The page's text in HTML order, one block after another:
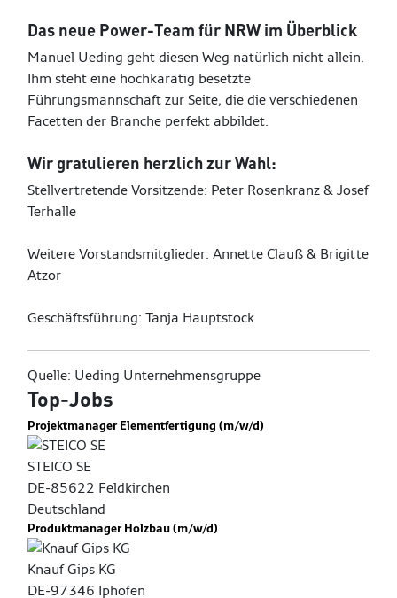
Das neue Power-Team für NRW im Überblick
Manuel Ueding geht diesen Weg natürlich nicht allein.
Ihm steht eine hochkarätig besetzte
Führungsmannschaft zur Seite, die die verschiedenen
Facetten der Branche perfekt abbildet.
Wir gratulieren herzlich zur Wahl:
Stellvertretende Vorsitzende: Peter Rosenkranz & Josef
Terhalle
Weitere Vorstandsmitglieder: Annette Clauß & Brigitte
Atzor
Geschäftsführung: Tanja Hauptstock
Quelle: Ueding Unternehmensgruppe
Top-Jobs
Projektmanager Elementfertigung (m/w/d)
STEICO SE
DE-85622 Feldkirchen
Deutschland
Produktmanager Holzbau (m/w/d)
Knauf Gips KG
DE-97346 Iphofen